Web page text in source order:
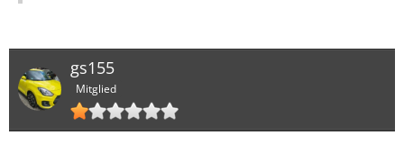
gs155
Mitglied